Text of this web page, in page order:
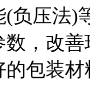
负压法)
，改善
的包装材